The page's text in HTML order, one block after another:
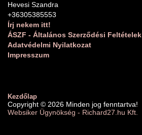
Hevesi Szandra
+36305385553
Írj nekem itt!
ÁSZF - Általános Szerződési Feltételek
Adatvédelmi Nyilatkozat
Impresszum
Kezdőlap
Copyright © 2026 Minden jog fenntartva!
Websiker Ügynökség - Richard27.hu Kft.